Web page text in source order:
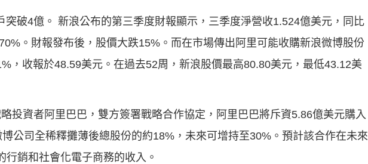
破4億。 新浪公布的第三季度財報顯示，三季度淨營收1.524億美元，同比
。財報發布後，股價大跌15%。而在市場傳出阿里可能收購新浪微博股份
，收報於48.59美元。在過去52周，新浪股價最高80.80美元，最低43.12美
投資者阿里巴巴，雙方簽署戰略合作協定，阿里巴巴將斥資5.86億美元購入
公司全稀釋攤薄後總股份的約18%，未來可增持至30%。預計該合作在未來
銷和社會化電子商務的收入。